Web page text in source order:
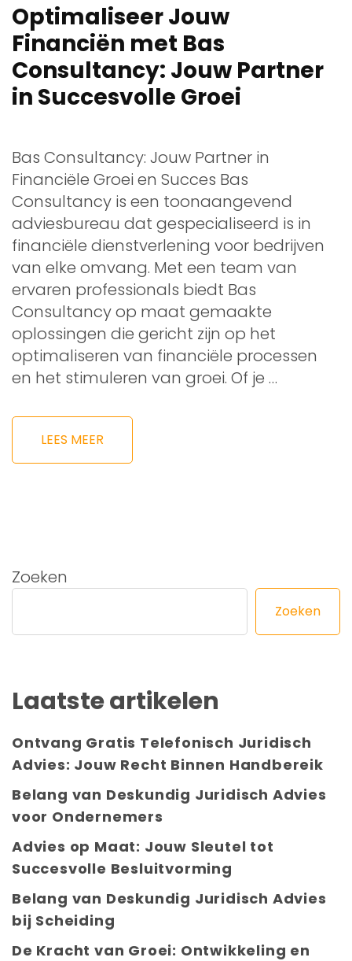
Optimaliseer Jouw
Financiën met Bas
Consultancy: Jouw Partner
in Succesvolle Groei
Bas Consultancy: Jouw Partner in
Financiële Groei en Succes Bas
Consultancy is een toonaangevend
adviesbureau dat gespecialiseerd is in
financiële dienstverlening voor bedrijven
van elke omvang. Met een team van
ervaren professionals biedt Bas
Consultancy op maat gemaakte
oplossingen die gericht zijn op het
optimaliseren van financiële processen
en het stimuleren van groei. Of je …
LEES MEER
Zoeken
Zoeken
Laatste artikelen
Ontvang Gratis Telefonisch Juridisch
Advies: Jouw Recht Binnen Handbereik
Belang van Deskundig Juridisch Advies
voor Ondernemers
Advies op Maat: Jouw Sleutel tot
Succesvolle Besluitvorming
Belang van Deskundig Juridisch Advies
bij Scheiding
De Kracht van Groei: Ontwikkeling en